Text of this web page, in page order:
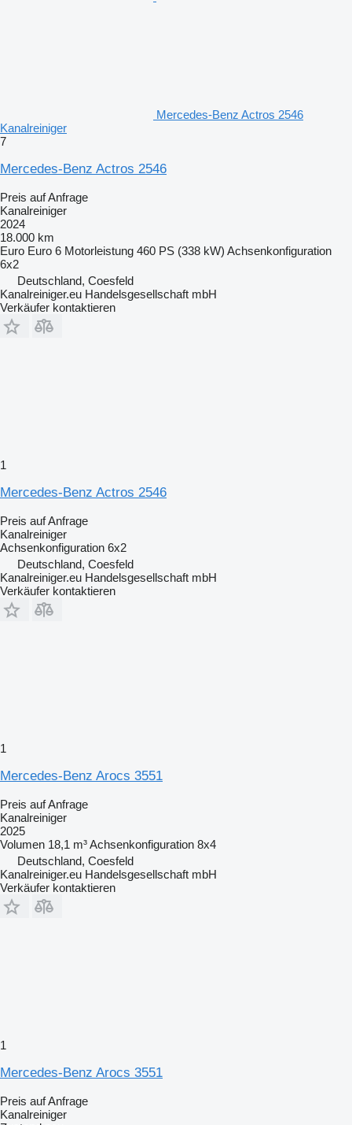
Mercedes-Benz Actros 2546
Kanalreiniger
7
Mercedes-Benz Actros 2546
Preis auf Anfrage
Kanalreiniger
2024
18.000 km
Euro Euro 6 Motorleistung 460 PS (338 kW) Achsenkonfiguration
6x2
Deutschland, Coesfeld
Kanalreiniger.eu Handelsgesellschaft mbH
Verkäufer kontaktieren
1
Mercedes-Benz Actros 2546
Preis auf Anfrage
Kanalreiniger
Achsenkonfiguration 6x2
Deutschland, Coesfeld
Kanalreiniger.eu Handelsgesellschaft mbH
Verkäufer kontaktieren
1
Mercedes-Benz Arocs 3551
Preis auf Anfrage
Kanalreiniger
2025
Volumen 18,1 m³Achsenkonfiguration 8x4
Deutschland, Coesfeld
Kanalreiniger.eu Handelsgesellschaft mbH
Verkäufer kontaktieren
1
Mercedes-Benz Arocs 3551
Preis auf Anfrage
Kanalreiniger